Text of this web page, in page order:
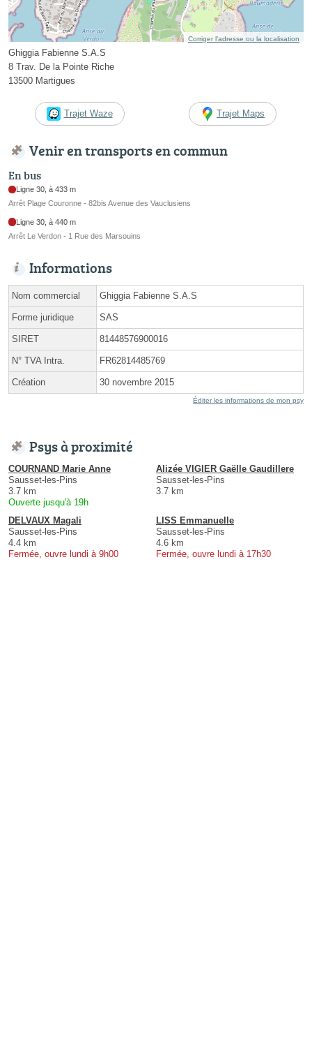
Corriger l’adresse ou la localisation
Ghiggia Fabienne S.A.S
8 Trav. De la Pointe Riche
13500 Martigues
Trajet Waze Trajet Maps
Venir en transports en commun
En bus
Ligne 30, à 433 m
Arrêt Plage Couronne - 82bis Avenue des Vauclusiens
Ligne 30, à 440 m
Arrêt Le Verdon - 1 Rue des Marsouins
Informations
Nom commercial Ghiggia Fabienne S.A.S
Forme juridique SAS
SIRET 81448576900016
N° TVA Intra. FR62814485769
Création 30 novembre 2015
Éditer les informations de mon psy
Psys à proximité
COURNAND Marie Anne
Sausset-les-Pins
3.7 km
Ouverte jusqu'à 19h
Alizée VIGIER Gaëlle Gaudillere
Sausset-les-Pins
3.7 km
DELVAUX Magali
Sausset-les-Pins
4.4 km
Fermée, ouvre lundi à 9h00
LISS Emmanuelle
Sausset-les-Pins
4.6 km
Fermée, ouvre lundi à 17h30